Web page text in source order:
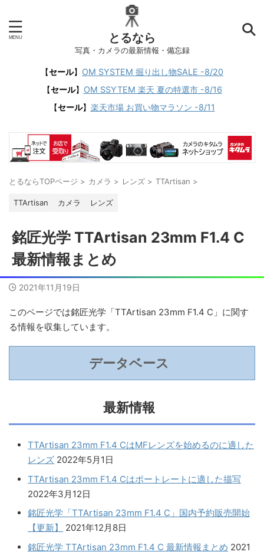
とるなら
写真・カメラの最新情報・備忘録
【セール】 OM SYSTEM 掘り出し物SALE -8/20
【セール】 OM SSYTEM 楽天 夏の特選市 -8/16
【セール】 楽天市場 お買い物マラソン -8/11
とるならTOPページ > カメラ > レンズ > TTArtisan >
TTArtisan カメラ レンズ
銘匠光学 TTArtisan 23mm F1.4 C
最新情報まとめ
2021年11月19日
このページでは銘匠光学「TTArtisan 23mm F1.4 C」に関す
る情報を収集しています。
データベース
最新情報
TTArtisan 23mm F1.4 CはMFレンズを始めるのに適した
レンズ 2022年5月1日
TTArtisan 23mm F1.4 Cはポートレートに適した描写
2022年3月12日
銘匠光学「TTArtisan 23mm F1.4 C」国内予約販売開始
【更新】
2021年12月8日
銘匠光学 TTArtisan 23mm F1.4 C 最新情報まとめ 2021